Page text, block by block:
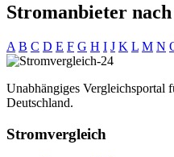
Stromanbieter
A B C D E F G H I J K L M N
Unabhängiges Vergleichsportal
Deutschland.
Stromvergleich